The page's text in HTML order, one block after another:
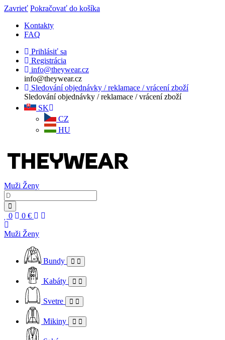
Zavrieť Pokračovať do košíka
Kontakty
FAQ
Prihlásiť sa
Registrácia
info@theywear.cz
info@theywear.cz
Sledování objednávky / reklamace / vrácení zboží
Sledování objednávky / reklamace / vrácení zboží
SK
CZ
HU
Muži Ženy
0 0 €
Muži Ženy
Bundy
Kabáty
Svetre
Mikiny